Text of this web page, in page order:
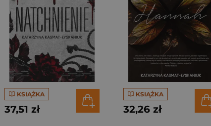
KSIĄŻKA
37,51 zł
KSIĄŻKA
32,26 zł